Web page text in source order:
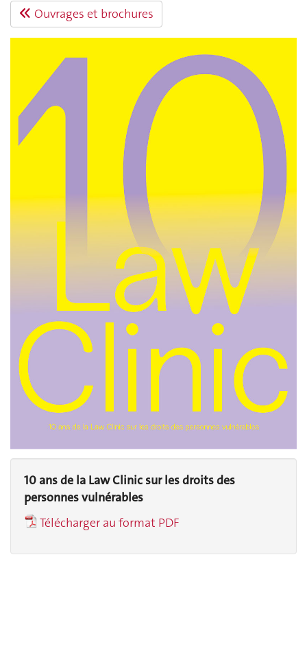
Ouvrages et brochures
10 ans de la Law Clinic sur les droits des
personnes vulnérables
Télécharger au format PDF